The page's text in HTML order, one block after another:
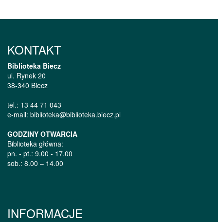
KONTAKT
Biblioteka Biecz
ul. Rynek 20
38-340 Biecz
tel.: 13 44 71 043
e-mail: biblioteka@biblioteka.biecz.pl
GODZINY OTWARCIA
Biblioteka główna:
pn. - pt.: 9.00 - 17.00
sob.: 8.00 – 14.00
INFORMACJE